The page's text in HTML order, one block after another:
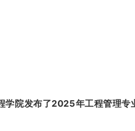
学院发布了2025年工程管理专